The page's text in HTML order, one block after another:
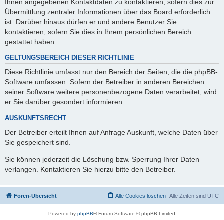
Übermittlung zentraler Informationen über das Board erforderlich
ist. Darüber hinaus dürfen er und andere Benutzer Sie
kontaktieren, sofern Sie dies in Ihrem persönlichen Bereich
gestattet haben.
GELTUNGSBEREICH DIESER RICHTLINIE
Diese Richtlinie umfasst nur den Bereich der Seiten, die die phpBB-
Software umfassen. Sofern der Betreiber in anderen Bereichen
seiner Software weitere personenbezogene Daten verarbeitet, wird
er Sie darüber gesondert informieren.
AUSKUNFTSRECHT
Der Betreiber erteilt Ihnen auf Anfrage Auskunft, welche Daten über
Sie gespeichert sind.
Sie können jederzeit die Löschung bzw. Sperrung Ihrer Daten
verlangen. Kontaktieren Sie hierzu bitte den Betreiber.
Foren-Übersicht Alle Zeiten sind UTC
Alle Cookies löschen
Powered by phpBB® Forum Software © phpBB Limited